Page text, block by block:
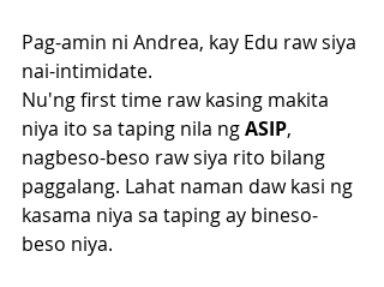
Pag-amin ni Andrea, kay Edu raw siya
nai-intimidate.
Nu'ng first time raw kasing makita
niya ito sa taping nila ng ASIP,
nagbeso-beso raw siya rito bilang
paggalang. Lahat naman daw kasi ng
kasama niya sa taping ay bineso-
beso niya.